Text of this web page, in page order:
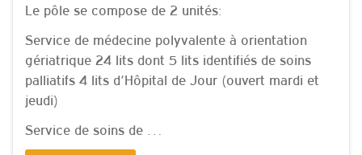
Le pôle se compose de 2 unités:
Service de médecine polyvalente à orientation
gériatrique 24 lits dont 5 lits identifiés de soins
palliatifs 4 lits d’Hôpital de Jour (ouvert mardi et
jeudi)
Service de soins de …